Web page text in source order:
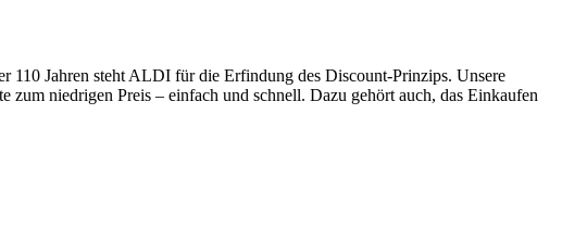
Jahren steht ALDI für die Erfindung des Discount-Prinzips. Unsere
niedrigen Preis – einfach und schnell. Dazu gehört auch, das Einkaufen